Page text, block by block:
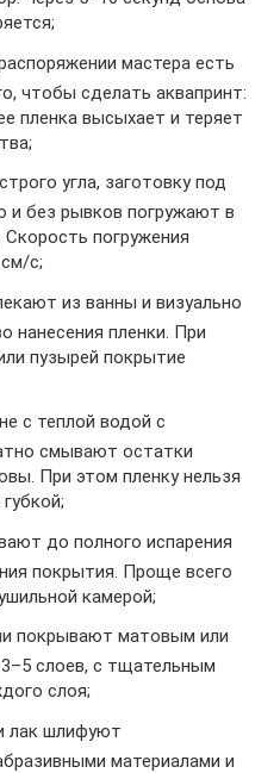
мастера есть
чтобы сделать аквапринт:
пленка высыхает и теряет
угла, заготовку под
и без рывков погружают в
Скорость погружения
с;
из ванны и визуально
нанесения пленки. При
пузырей покрытие
с теплой водой с
смывают остатки
При этом пленку нельзя
до полного испарения
покрытия. Проще всего
камерой;
покрывают матовым или
слоев, с тщательным
слоя;
лак шлифуют
материалами и